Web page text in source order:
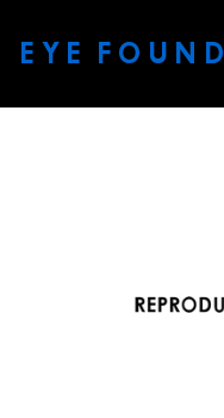
E Y E F O U N D